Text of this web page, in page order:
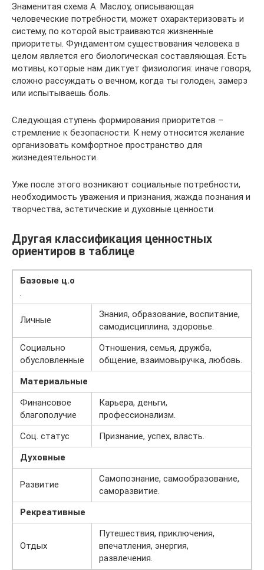
Знаменитая схема А. Маслоу, описывающая
человеческие потребности, может охарактеризовать и
систему, по которой выстраиваются жизненные
приоритеты. Фундаментом существования человека в
целом является его биологическая составляющая. Есть
мотивы, которые нам диктует физиология: иначе говоря,
сложно рассуждать о вечном, когда ты голоден, замерз
или испытываешь боль.
Следующая ступень формирования приоритетов –
стремление к безопасности. К нему относится желание
организовать комфортное пространство для
жизнедеятельности.
Уже после этого возникают социальные потребности,
необходимость уважения и признания, жажда познания и
творчества, эстетические и духовные ценности.
Другая классификация ценностных
ориентиров в таблице
Базовые ц.о
.
Личные
Знания, образование, воспитание,
самодисциплина, здоровье.
Социально
обусловленные
Отношения, семья, дружба,
общение, взаимовыручка, любовь.
Материальные
Финансовое
благополучие
Карьера, деньги,
профессионализм.
Соц. статус
Признание, успех, власть.
Духовные
Развитие
Самопознание, самообразование,
саморазвитие.
Рекреативные
Отдых
Путешествия, приключения,
впечатления, энергия,
развлечения.